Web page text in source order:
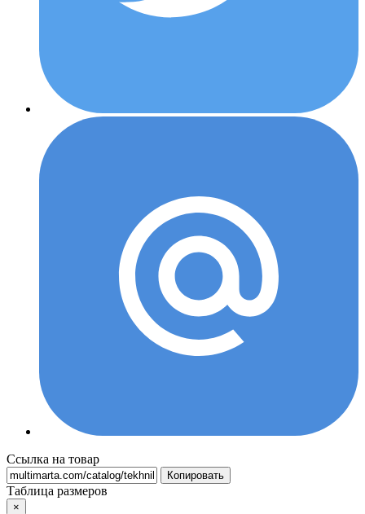
Ссылка на товар
Копировать
Таблица размеров
×